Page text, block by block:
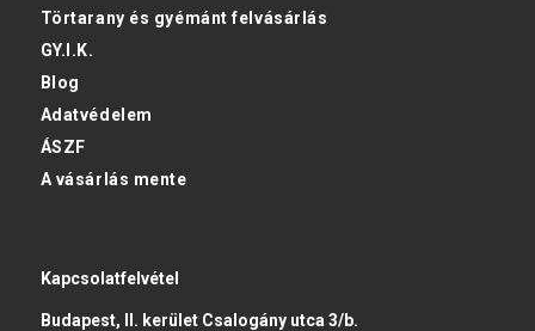
Törtarany és gyémánt felvásárlás
GY.I.K.
Blog
Adatvédelem
ÁSZF
A vásárlás mente
Kapcsolatfelvétel
Budapest, II. kerület Csalogány utca 3/b.